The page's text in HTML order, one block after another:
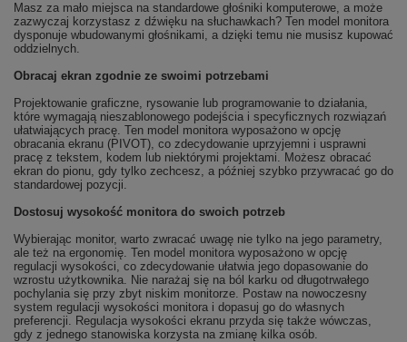
Masz za mało miejsca na standardowe głośniki komputerowe, a może
zazwyczaj korzystasz z dźwięku na słuchawkach? Ten model monitora
dysponuje wbudowanymi głośnikami, a dzięki temu nie musisz kupować
oddzielnych.
Obracaj ekran zgodnie ze swoimi potrzebami
Projektowanie graficzne, rysowanie lub programowanie to działania,
które wymagają nieszablonowego podejścia i specyficznych rozwiązań
ułatwiających pracę. Ten model monitora wyposażono w opcję
obracania ekranu (PIVOT), co zdecydowanie uprzyjemni i usprawni
pracę z tekstem, kodem lub niektórymi projektami. Możesz obracać
ekran do pionu, gdy tylko zechcesz, a później szybko przywracać go do
standardowej pozycji.
Dostosuj wysokość monitora do swoich potrzeb
Wybierając monitor, warto zwracać uwagę nie tylko na jego parametry,
ale też na ergonomię. Ten model monitora wyposażono w opcję
regulacji wysokości, co zdecydowanie ułatwia jego dopasowanie do
wzrostu użytkownika. Nie narażaj się na ból karku od długotrwałego
pochylania się przy zbyt niskim monitorze. Postaw na nowoczesny
system regulacji wysokości monitora i dopasuj go do własnych
preferencji. Regulacja wysokości ekranu przyda się także wówczas,
gdy z jednego stanowiska korzysta na zmianę kilka osób.